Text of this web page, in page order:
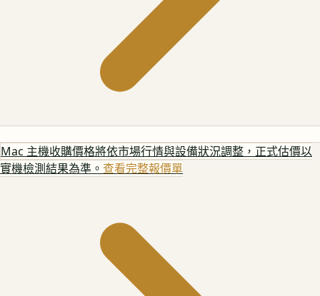
Mac 主機收購價格將依市場行情與設備狀況調整，正式估價以
實機檢測結果為準。 查看完整報價單